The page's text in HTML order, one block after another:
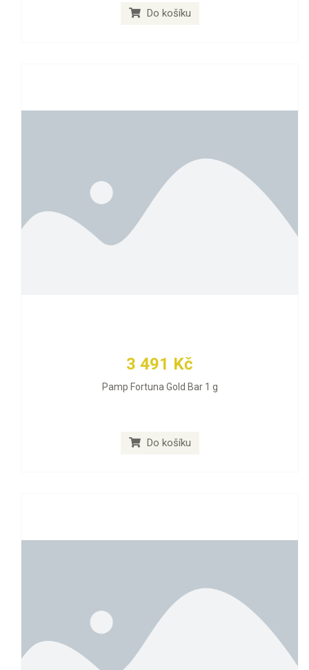
Do košíku
3 491 Kč
Pamp Fortuna Gold Bar 1 g
Do košíku